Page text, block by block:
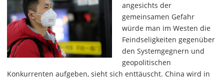
angesichts der
gemeinsamen Gefahr
würde man im Westen die
Feindseligkeiten gegenüber
den Systemgegnern und
geopolitischen
Konkurrenten aufgeben, sieht sich enttäuscht. China wird in